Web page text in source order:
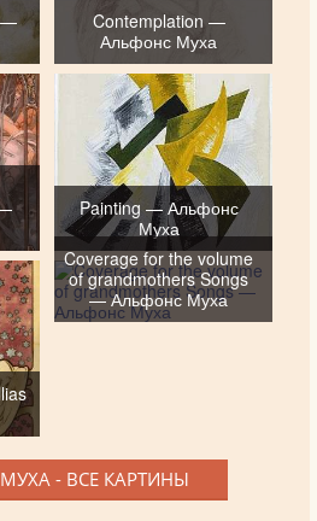
—
Contemplation —
Альфонс Муха
Painting — Альфонс
Муха
Coverage for the volume
of grandmothers Songs
— Альфонс Муха
- ВСЕ КАРТИНЫ